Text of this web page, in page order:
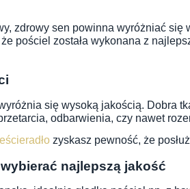
zdrowy sen powinna wyróżniać
pościel została wykonana z
się wysoką jakością. Dobra
odbarwienia, czy nawet
zyskasz pewność, że
najlepszą jakość